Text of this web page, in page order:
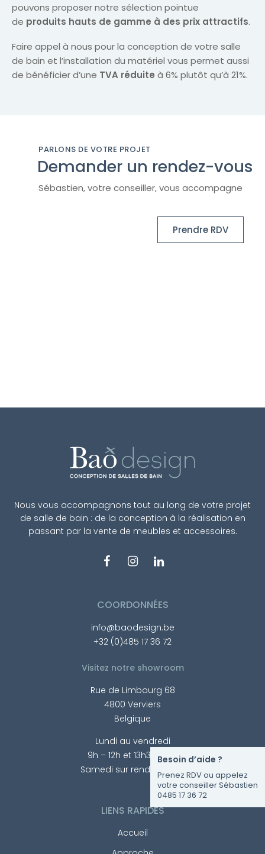
pouvons proposer notre sélection pointue
de produits hauts de gamme à des prix attractifs.
Faire appel à nous pour la conception de votre salle
de bain et l’installation du matériel vous permet aussi
de bénéficier d’une TVA réduite à 6% plutôt qu’à 21%.
PARLONS DE VOTRE PROJET
Demander un rendez-vous
Sébastien, votre conseiller, vous accompagne
Prendre RDV
Nous vous accompagnons tout au long de votre projet
de salle de bain : de la conception à la réalisation en
passant par la vente de meubles et accessoires.
COORDONNÉES
info@baodesign.be
+32 (0)485 17 36 72
Visitez notre showroom
Rue de Limbourg 68
4800 Verviers
Belgique
Lundi au vendredi
9h – 12h et 13h30 – 17h
Samedi sur rendez-vous
LIENS RAPIDES
Accueil
Besoin d’aide ?
Prenez RDV ou appelez
votre conseiller Sébastien
0485 17 36 72